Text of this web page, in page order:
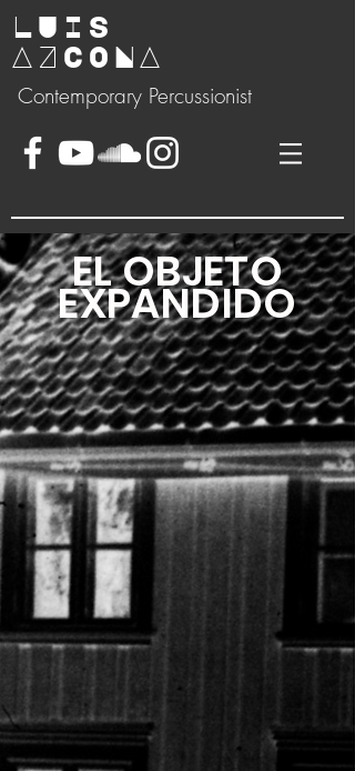
LUIS
AZCONA
Contemporary Percussionist
EL OBJETO
EXPANDIDO